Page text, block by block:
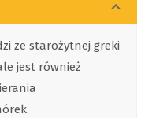
ze starożytnej greki
jest również